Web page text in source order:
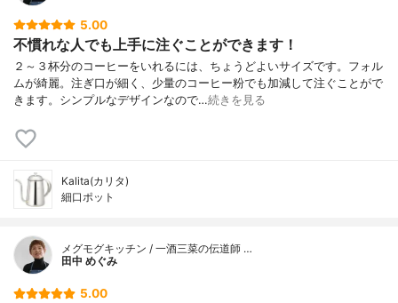
5.00
不慣れな人でも上手に注ぐことができます！
２～３杯分のコーヒーをいれるには、ちょうどよいサイズです。フォル
ムが綺麗。注ぎ口が細く、少量のコーヒー粉でも加減して注ぐことがで
きます。シンプルなデザインなので…続きを見る
Kalita(カリタ)
細口ポット
メグモグキッチン / 一酒三菜の伝道師 …
田中 めぐみ
5.00